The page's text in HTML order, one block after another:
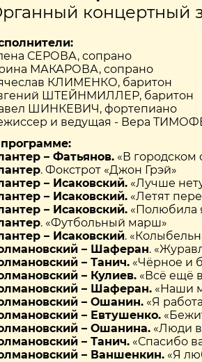
концертный
СЕРОВА, сопрано
МАКАРОВА, сопрано
КЛИМЕНКО, баритон
ШТЕЙНМИЛЛЕР, баритон
ШИНКЕВИЧ, фортепиано
и ведущая - Вера
– Фатьянов. «В городском
. Фокстрот «Джон Грэй»
– Исаковский. «Лучше
– Исаковский. «Летят
– Исаковский. «Полюбила
. «Футбольный марш»
– Исаковский.
– Шаферан.
– Танич. «Чёрное и
– Кулиев. «Всё ещё
– Шаферан. «Наши
– Ошанин. «Я
– Евтушенко.
– Ошанина. «Люди в
– Танич. «Спасибо
– Ваншенкин. «Я